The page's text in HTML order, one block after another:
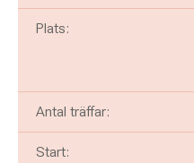
Plats:
Antal träffar:
Start: